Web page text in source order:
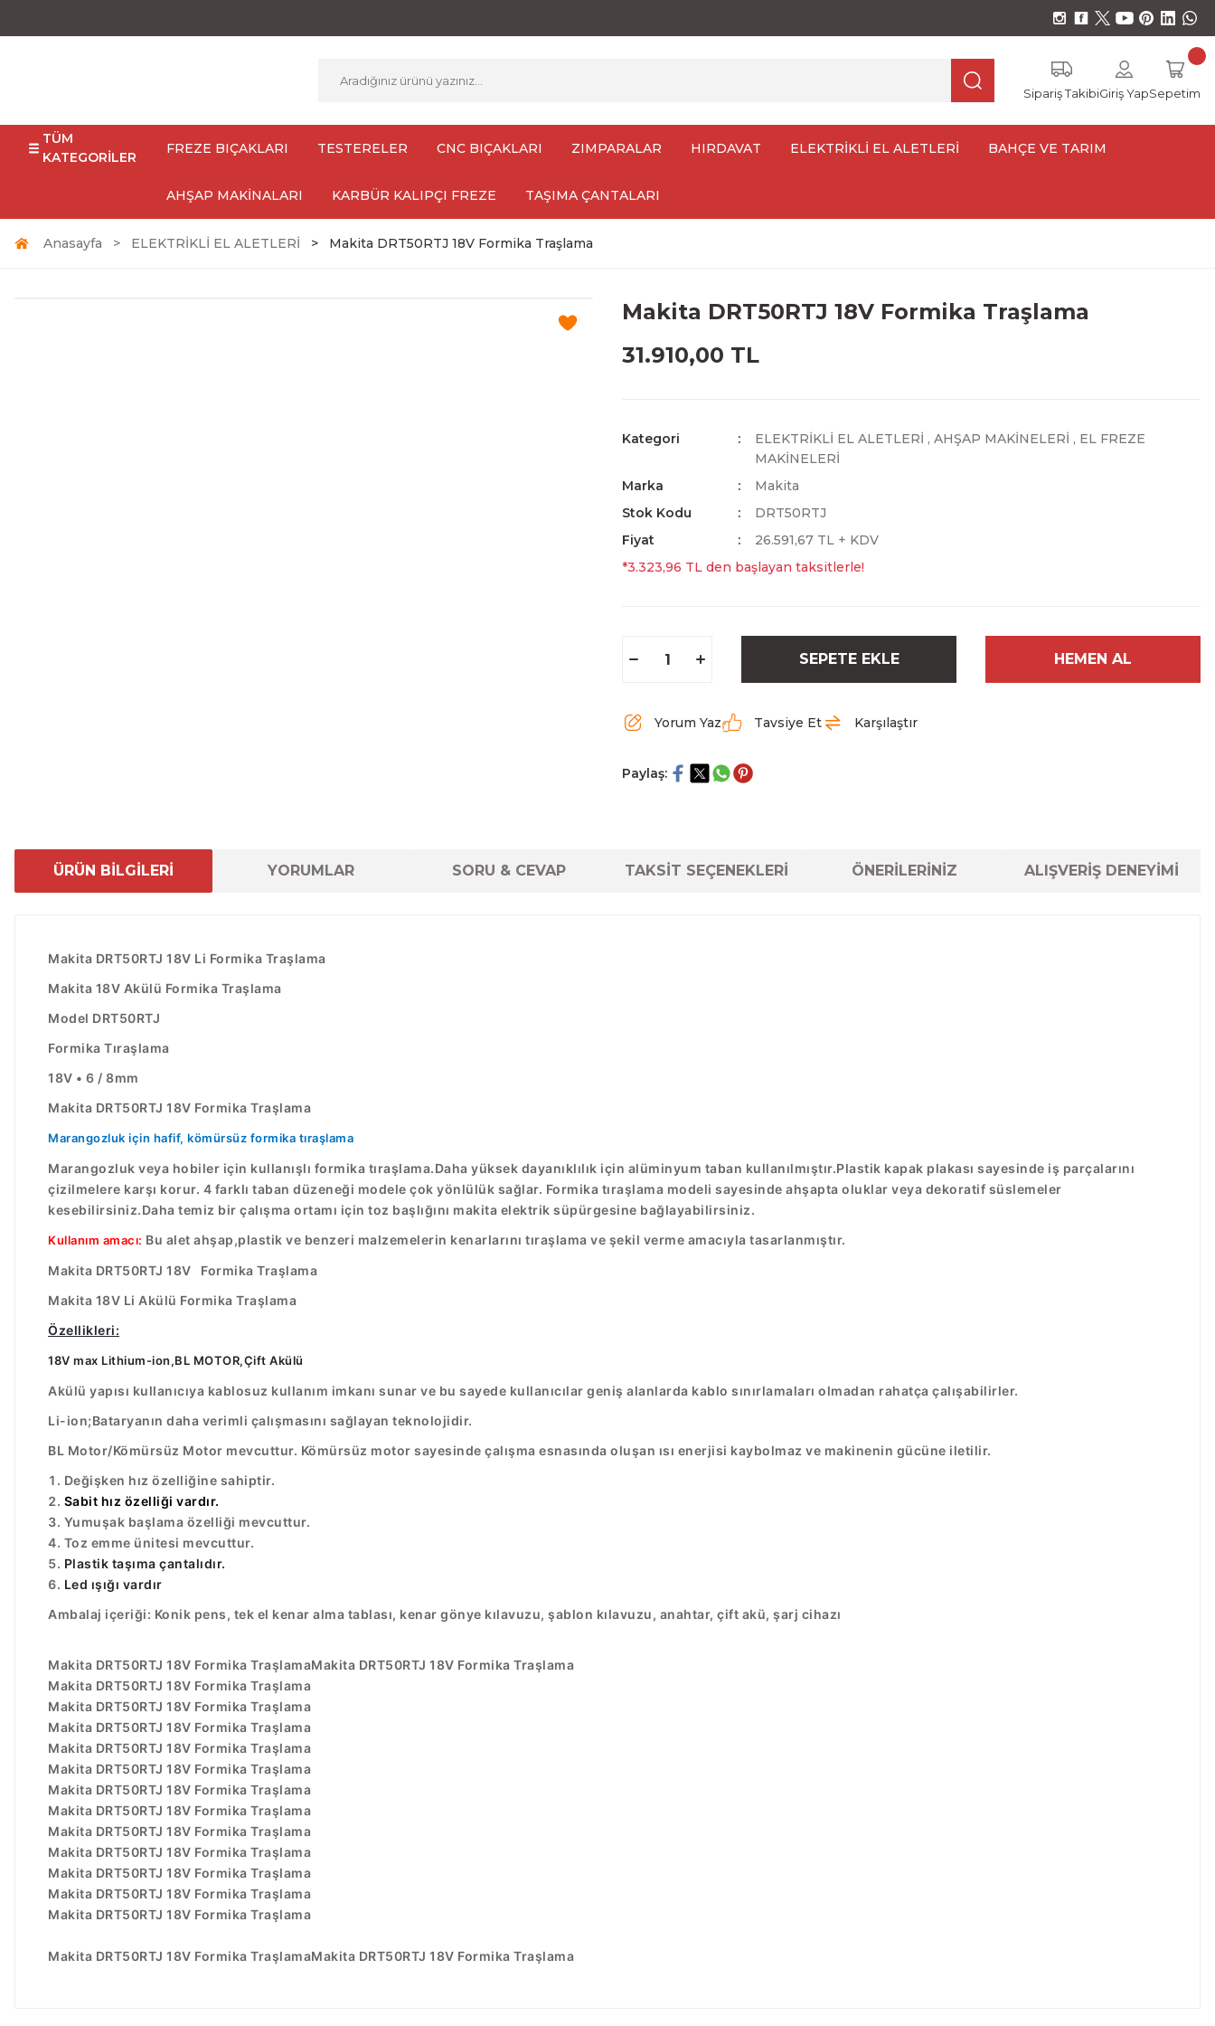
Sipariş TakibiGiriş YapSepetim
TÜM
KATEGORİLER
FREZE BIÇAKLARI TESTERELER CNC BIÇAKLARI ZIMPARALAR HIRDAVAT ELEKTRİKLİ EL ALETLERİ BAHÇE VE TARIM
AHŞAP MAKİNALARI KARBÜR KALIPÇI FREZE TAŞIMA ÇANTALARI
Anasayfa ELEKTRİKLİ EL ALETLERİ Makita DRT50RTJ 18V Formika Traşlama
Makita DRT50RTJ 18V Formika Traşlama
31.910,00 TL
Kategori ELEKTRİKLİ EL ALETLERİ , AHŞAP MAKİNELERİ , EL FREZE
MAKİNELERİ
Marka
Makita
Stok Kodu
DRT50RTJ
Fiyat
26.591,67 TL + KDV
*3.323,96 TL den başlayan taksitlerle!
SEPETE EKLE HEMEN AL
Yorum Yaz Tavsiye Et Karşılaştır
Paylaş:
ÜRÜN BİLGİLERİ YORUMLAR SORU & CEVAP TAKSİT SEÇENEKLERİ ÖNERİLERİNİZ ALIŞVERİŞ DENEYİMİ
Makita DRT50RTJ 18V Li Formika Traşlama
Makita 18V Akülü Formika Traşlama
Model DRT50RTJ
Formika Tıraşlama
18V • 6 / 8mm
Makita DRT50RTJ 18V Formika Traşlama
Marangozluk için hafif, kömürsüz formika tıraşlama
Marangozluk veya hobiler için kullanışlı formika tıraşlama.Daha yüksek dayanıklılık için alüminyum taban kullanılmıştır.Plastik kapak plakası sayesinde iş parçalarını
çizilmelere karşı korur. 4 farklı taban düzeneği modele çok yönlülük sağlar. Formika tıraşlama modeli sayesinde ahşapta oluklar veya dekoratif süslemeler
kesebilirsiniz.Daha temiz bir çalışma ortamı için toz başlığını makita elektrik süpürgesine bağlayabilirsiniz.
Kullanım amacı: Bu alet ahşap,plastik ve benzeri malzemelerin kenarlarını tıraşlama ve şekil verme amacıyla tasarlanmıştır.
Makita DRT50RTJ 18V Formika Traşlama
Makita 18V Li Akülü Formika Traşlama
Özellikleri:
18V max Lithium-ion,BL MOTOR,Çift Akülü
Akülü yapısı kullanıcıya kablosuz kullanım imkanı sunar ve bu sayede kullanıcılar geniş alanlarda kablo sınırlamaları olmadan rahatça çalışabilirler.
Li-ion;Bataryanın daha verimli çalışmasını sağlayan teknolojidir.
BL Motor/Kömürsüz Motor mevcuttur. Kömürsüz motor sayesinde çalışma esnasında oluşan ısı enerjisi kaybolmaz ve makinenin gücüne iletilir.
Değişken hız özelliğine sahiptir.
Sabit hız özelliği vardır.
Yumuşak başlama özelliği mevcuttur.
Toz emme ünitesi mevcuttur.
Plastik taşıma çantalıdır.
Led ışığı vardır
Ambalaj içeriği: Konik pens, tek el kenar alma tablası, kenar gönye kılavuzu, şablon kılavuzu, anahtar, çift akü, şarj cihazı
Makita DRT50RTJ 18V Formika TraşlamaMakita DRT50RTJ 18V Formika Traşlama
Makita DRT50RTJ 18V Formika Traşlama
Makita DRT50RTJ 18V Formika Traşlama
Makita DRT50RTJ 18V Formika Traşlama
Makita DRT50RTJ 18V Formika Traşlama
Makita DRT50RTJ 18V Formika Traşlama
Makita DRT50RTJ 18V Formika Traşlama
Makita DRT50RTJ 18V Formika Traşlama
Makita DRT50RTJ 18V Formika Traşlama
Makita DRT50RTJ 18V Formika Traşlama
Makita DRT50RTJ 18V Formika Traşlama
Makita DRT50RTJ 18V Formika Traşlama
Makita DRT50RTJ 18V Formika Traşlama
Makita DRT50RTJ 18V Formika TraşlamaMakita DRT50RTJ 18V Formika Traşlama